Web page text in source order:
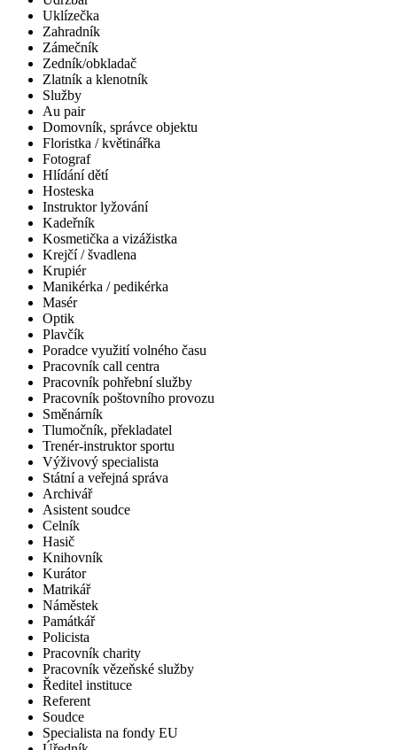
Uklízečka
Zahradník
Zámečník
Zedník/obkladač
Zlatník a klenotník
Služby
Au pair
Domovník, správce objektu
Floristka / květinářka
Fotograf
Hlídání dětí
Hosteska
Instruktor lyžování
Kadeřník
Kosmetička a vizážistka
Krejčí / švadlena
Krupiér
Manikérka / pedikérka
Masér
Optik
Plavčík
Poradce využití volného času
Pracovník call centra
Pracovník pohřební služby
Pracovník poštovního provozu
Směnárník
Tlumočník, překladatel
Trenér-instruktor sportu
Výživový specialista
Státní a veřejná správa
Archivář
Asistent soudce
Celník
Hasič
Knihovník
Kurátor
Matrikář
Náměstek
Památkář
Policista
Pracovník charity
Pracovník vězeňské služby
Ředitel instituce
Referent
Soudce
Specialista na fondy EU